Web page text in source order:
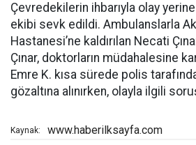
Çevredekilerin ihbarıyla olay
ekibi sevk edildi. Ambulanslarla
Hastanesi’ne kaldırılan Necati
Çınar, doktorların müdahalesine
Emre K. kısa sürede polis
gözaltına alınırken, olayla ilgili
Kaynak: www.haberilksayfa.com